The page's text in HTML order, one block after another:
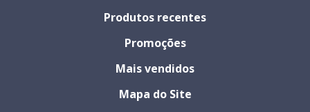
Produtos recentes
Promoções
Mais vendidos
Mapa do Site